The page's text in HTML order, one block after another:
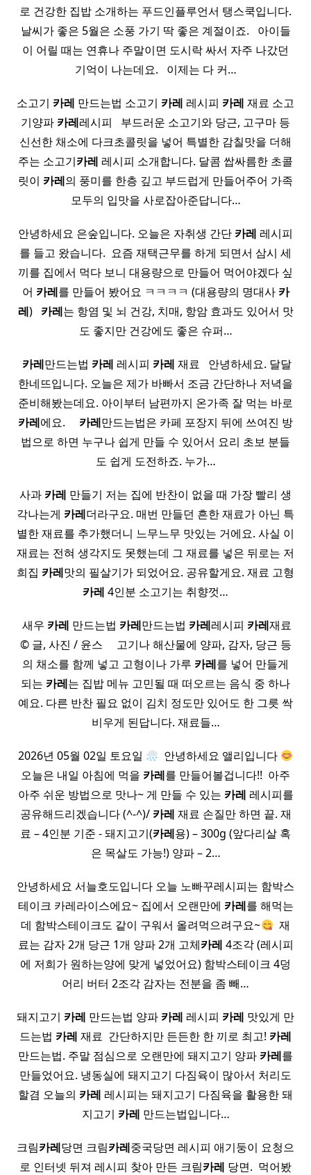
로 건강한 집밥 소개하는 푸드인플루언서 탱스쿡입니다.
날씨가 좋은 5월은 소풍 가기 딱 좋은 계절이죠. ​ ​ 아이들
이 어릴 때는 연휴나 주말이면 도시락 싸서 자주 나갔던
기억이 나는데요. ​ ​ 이제는 다 커…
소고기 카레 만드는법 소고기 카레 레시피 카레 재료 소고
기양파 카레레시피 ​ ​ 부드러운 소고기와 당근, 고구마 등
신선한 채소에 다크초콜릿을 넣어 특별한 감칠맛을 더해
주는 소고기카레 레시피 소개합니다. 달콤 쌉싸름한 초콜
릿이 카레의 풍미를 한층 깊고 부드럽게 만들어주어 가족
모두의 입맛을 사로잡아준답니다…
안녕하세요 은숲입니다. 오늘은 자취생 간단 카레 레시피
를 들고 왔습니다. ​ 요즘 재택근무를 하게 되면서 삼시 세
끼를 집에서 먹다 보니 대용량으로 만들어 먹어야겠다 싶
어 카레를 만들어 봤어요 ㅋㅋㅋㅋ (대용량의 명대사 카
레) ​ ​ 카레는 항염 및 뇌 건강, 치매, 항암 효과도 있어서 맛
도 좋지만 건강에도 좋은 슈퍼…
카레만드는법 카레 레시피 카레 재료 ​ ​ 안녕하세요. 달달
한네뜨입니다. 오늘은 제가 바빠서 조금 간단하나 저녁을
준비해봤는데요. 아이부터 남편까지 온가족 잘 먹는 바로
카레에요. ​ ​ ​ ​ 카레만드는법은 카페 포장지 뒤에 쓰여진 방
법으로 하면 누구나 쉽게 만들 수 있어서 요리 초보 분들
도 쉽게 도전하죠. 누가…
사과 카레 만들기 저는 집에 반찬이 없을 때 가장 빨리 생
각나는게 카레더라구요. 매번 만들던 흔한 재료가 아닌 특
별한 재료를 추가했더니 느무느무 맛있는 거에요. 사실 이
재료는 전혀 생각지도 못했는데 그 재료를 넣은 뒤로는 저
희집 카레맛의 필살기가 되었어요. 공유할게요. 재료 고형
카레 4인분 소고기는 취향껏…
​ ​ 새우 카레 만드는법 카레만드는법 카레레시피 카레재료 ​
© 글, 사진 / 윤스 ​ ​ ​ ​ 고기나 해산물에 양파, 감자, 당근 등
의 채소를 함께 넣고 고형이나 가루 카레를 넣어 만들게
되는 카레는 집밥 메뉴 고민될 때 떠오르는 음식 중 하나
예요. 다른 반찬 필요 없이 김치 정도만 있어도 한 그릇 싹
비우게 된답니다. 재료들…
2026년 05월 02일 토요일
​ 안녕하세요 앨리입니다
오늘은 내일 아침에 먹을 카레를 만들어볼겁니다!! ​ 아주
아주 쉬운 방법으로 맛나~ 게 만들 수 있는 카레 레시피를
공유해드리겠습니다 (^-^)/ 카레 재료 손질만 하면 끝. 재
료 – 4인분 기준 -​ 돼지고기(카레용) – 300g​ (앞다리살 혹
은 목살도 가능!)​ 양파 – 2…
안녕하세요 서늘호도입니다 오늘 노빠꾸레시피는 함박스
테이크 카레라이스에요~ 집에서 오랜만에 카레를 해먹는
데 함박스테이크도 같이 구워서 올려먹으려구요~
​ 재
료는 감자 2개 당근 1개 양파 2개 고체카레 4조각 (레시피
에 저희가 원하는양에 맞게 넣었어요) 함박스테이크 4덩
어리 버터 2조각 감자는 전분을 좀 빼…
돼지고기 카레 만드는법 양파 카레 레시피 카레 맛있게 만
드는법 카레 재료 ​ 간단하지만 든든한 한 끼로 최고! 카레
만드는법. 주말 점심으로 오랜만에 돼지고기 양파 카레를
만들었어요. 냉동실에 돼지고기 다짐육이 많아서 처리도
할겸 오늘의 카레 레시피는 돼지고기 다짐육을 활용한 돼
지고기 카레 만드는법입니다…
크림카레당면 크림카레중국당면 레시피 애기둥이 요청으
로 인터넷 뒤져 레시피 찾아 만든 크림카레 당면. ​ 먹어봤